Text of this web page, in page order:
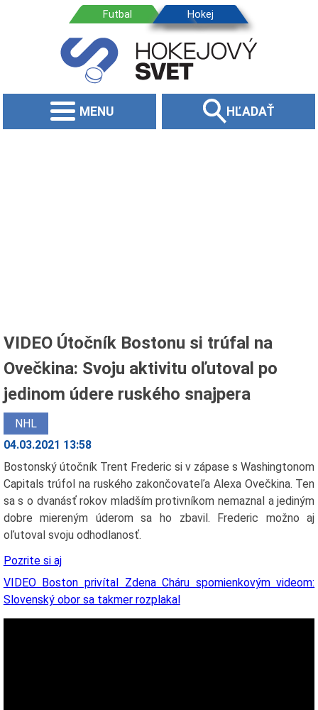
MENU HĽADAŤ
VIDEO Útočník Bostonu si trúfal na
Ovečkina: Svoju aktivitu oľutoval po
jedinom údere ruského snajpera
NHL
04.03.2021 13:58
Bostonský útočník Trent Frederic si v zápase s Washingtonom
Capitals trúfol na ruského zakončovateľa Alexa Ovečkina. Ten
sa s o dvanásť rokov mladším protivníkom nemaznal a jediným
dobre miereným úderom sa ho zbavil. Frederic možno aj
oľutoval svoju odhodlanosť.
Pozrite si aj
VIDEO Boston privítal Zdena Cháru spomienkovým videom:
Slovenský obor sa takmer rozplakal